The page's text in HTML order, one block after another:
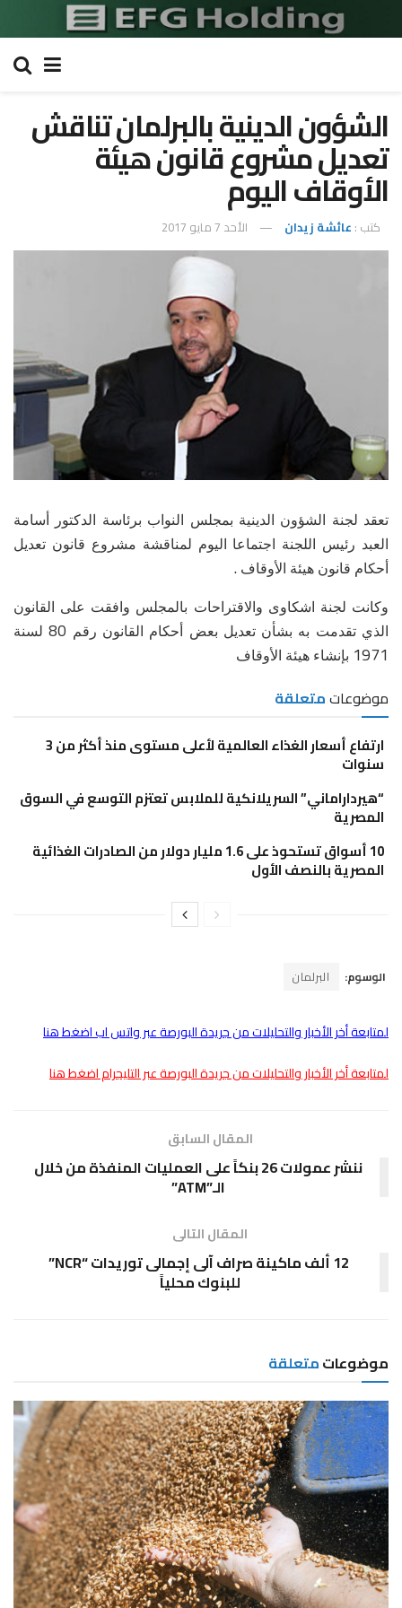
الشؤون الدينية بالبرلمان تناقش
تعديل مشروع قانون هيئة
اﻷوقاف اليوم
كتب : عائشة زيدان الأحد 7 مايو 2017
تعقد لجنة الشؤون الدينية بمجلس النواب برئاسة الدكتور أسامة
العبد رئيس اللجنة اجتماعا اليوم لمناقشة مشروع قانون تعديل
أحكام قانون هيئة اﻷوقاف .
وكانت لجنة اشكاوى والاقتراحات بالمجلس وافقت على القانون
الذي تقدمت به بشأن تعديل بعض أحكام القانون رقم 80 لسنة
1971 بإنشاء هيئة اﻷوقاف
موضوعاتمتعلقة
ارتفاع أسعار الغذاء العالمية لأعلى مستوى منذ أكثر من 3
سنوات
“هيرداراماني” السريلانكية للملابس تعتزم التوسع في السوق
المصرية
10 أسواق تستحوذ على 1.6 مليار دولار من الصادرات الغذائية
المصرية بالنصف الأول
الوسوم: البرلمان
لمتابعة أخر الأخبار والتحليلات من جريدة البورصة عبر واتس اب اضغط هنا
لمتابعة أخر الأخبار والتحليلات من جريدة البورصة عبر التليجرام اضغط هنا
المقال السابق
ننشر عمولات 26 بنكاً على العمليات المنفذة من خلال
الـ”ATM”
المقال التالى
12 ألف ماكينة صراف آلى إجمالى توريدات “NCR”
للبنوك محلياً
موضوعاتمتعلقة